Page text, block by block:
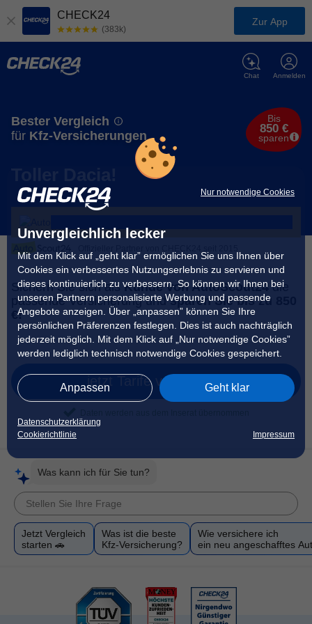
Nur notwendige Cookies
Unvergleichlich lecker
Mit dem Klick auf „geht klar” ermöglichen Sie uns Ihnen über
Cookies ein verbessertes Nutzungserlebnis zu servieren und
dieses kontinuierlich zu verbessern. So können wir Ihnen bei
unseren Partnern personalisierte Werbung und passende
Angebote anzeigen. Über „anpassen” können Sie Ihre
persönlichen Präferenzen festlegen. Dies ist auch nachträglich
jederzeit möglich. Mit dem Klick auf „Nur notwendige Cookies”
werden lediglich technisch notwendige Cookies gespeichert.
Anpassen Geht klar
Datenschutzerklärung
Cookierichtlinie
Impressum
CHECK24
(383k)
Zur App
Anmelden
Chat
Bester Vergleich
für Kfz-Versicherungen
Bis
850 €
sparen
Toller Dacia!
Sichern Sie sich alsKunde von AutoScout24 die
passende Versicherung undsparen Sie bis zu 850
€!
jetzt Tarife vergleichen
Was kann ich für Sie tun?
Jetzt Vergleich
starten 🚗
Was ist die beste
Kfz-Versicherung?
Wie versichere ich
ein neu angeschafftes